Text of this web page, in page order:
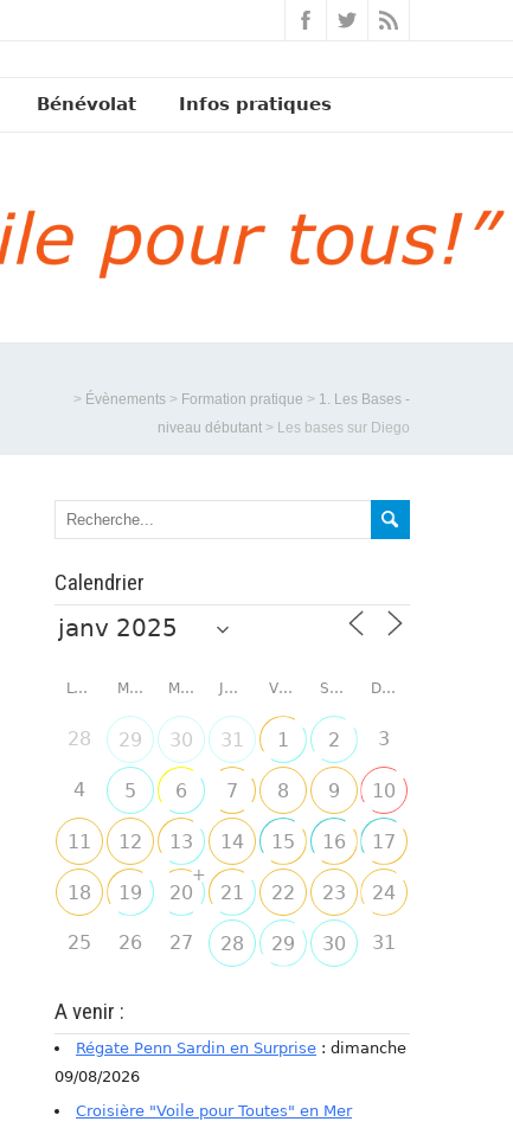
Bénévolat Infos pratiques
> Évènements > Formation pratique > 1. Les Bases -
niveau débutant > Les bases sur Diego
Calendrier
LUNDI MARDI MERCREDI JEUDI VENDREDI SAMEDI DIMANCHE
28 29 30 31 1 2 3
4 5 6 7 8 9 10
11 12 13 14 15 16 17
18 19 20
+
21 22 23 24
25 26 27 28 29 30 31
A venir :
Régate Penn Sardin en Surprise : dimanche
09/08/2026
Croisière "Voile pour Toutes" en Mer